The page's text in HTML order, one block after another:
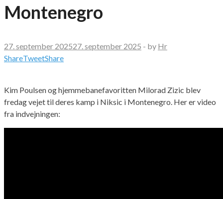
Montenegro
27. september 202527. september 2025 - by Hr
ShareTweetShare
Kim Poulsen og hjemmebanefavoritten Milorad Zizic blev
fredag vejet til deres kamp i Niksic i Montenegro. Her er video
fra indvejningen: